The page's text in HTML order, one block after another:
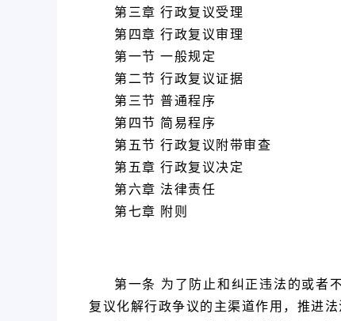
第三章 行政复议受理
第四章 行政复议审理
第一节 一般规定
第二节 行政复议证据
第三节 普通程序
第四节 简易程序
第五节 行政复议附带审查
第五章 行政复议决定
第六章 法律责任
第七章 附则
第一条 为了防止和纠正违法的或者
复议化解行政争议的主渠道作用，推进